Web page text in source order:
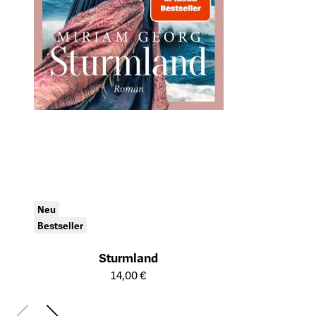
Neu
Bestseller
Sturmland
Öffnet die Detailseite des Produkts
14,00 €